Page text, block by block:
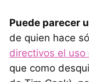
Puede parecer
de quien hace
directivos el
que como